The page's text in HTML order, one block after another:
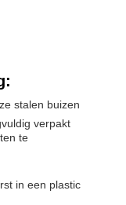
stalen buizen
verpakt
te
in een plastic